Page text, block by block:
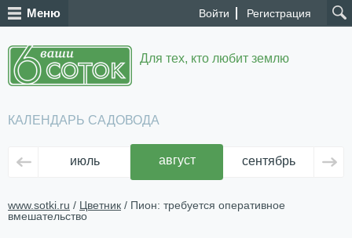
Войти Регистрация
Меню
Для тех, кто любит землю
КАЛЕНДАРЬ САДОВОДА
июль август сентябрь
www.sotki.ru / Цветник / Пион: требуется оперативное
вмешательство